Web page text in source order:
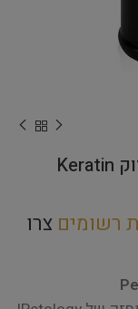
Petology – גלון מרכך קרטין לחיזוק Keratin
רשומים צרו